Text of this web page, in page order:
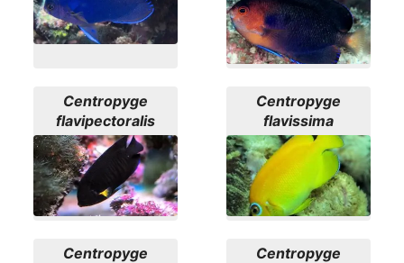
Centropyge
flavipectoralis
Centropyge
flavissima
Centropyge
Centropyge